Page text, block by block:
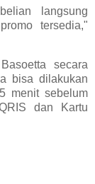
langsung
tersedia,"
secara
bisa dilakukan
menit sebelum
dan Kartu